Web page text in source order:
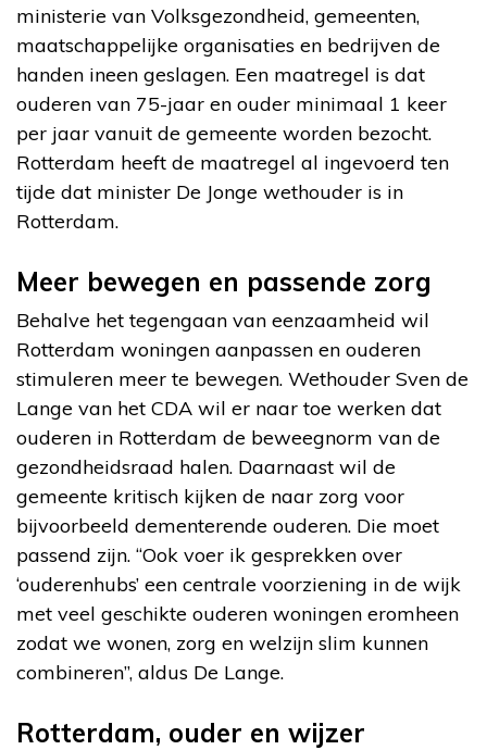
ministerie van Volksgezondheid, gemeenten,
maatschappelijke organisaties en bedrijven de
handen ineen geslagen. Een maatregel is dat
ouderen van 75-jaar en ouder minimaal 1 keer
per jaar vanuit de gemeente worden bezocht.
Rotterdam heeft de maatregel al ingevoerd ten
tijde dat minister De Jonge wethouder is in
Rotterdam.
Meer bewegen en passende zorg
Behalve het tegengaan van eenzaamheid wil
Rotterdam woningen aanpassen en ouderen
stimuleren meer te bewegen. Wethouder Sven de
Lange van het CDA wil er naar toe werken dat
ouderen in Rotterdam de beweegnorm van de
gezondheidsraad halen. Daarnaast wil de
gemeente kritisch kijken de naar zorg voor
bijvoorbeeld dementerende ouderen. Die moet
passend zijn. “Ook voer ik gesprekken over
‘ouderenhubs’ een centrale voorziening in de wijk
met veel geschikte ouderen woningen eromheen
zodat we wonen, zorg en welzijn slim kunnen
combineren”, aldus De Lange.
Rotterdam, ouder en wijzer